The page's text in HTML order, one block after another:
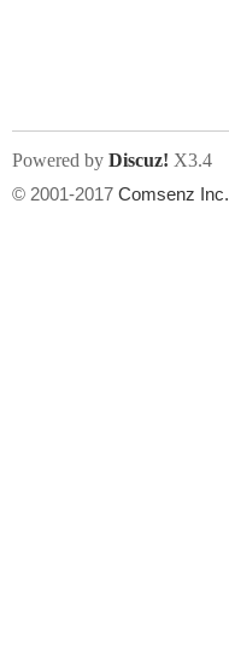
人
Powered by Discuz! X3.4
© 2001-2017 Comsenz Inc.